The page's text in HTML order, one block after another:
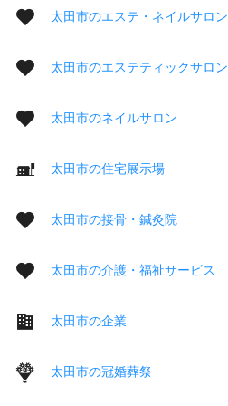
太田市のエステ・ネイルサロン
太田市のエステティックサロン
太田市のネイルサロン
太田市の住宅展示場
太田市の接骨・鍼灸院
太田市の介護・福祉サービス
太田市の企業
太田市の冠婚葬祭